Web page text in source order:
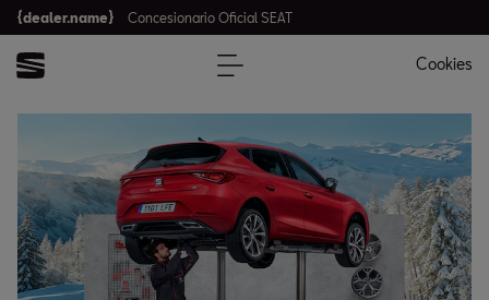
{dealer.name} Concesionario Oficial SEAT
Cookies